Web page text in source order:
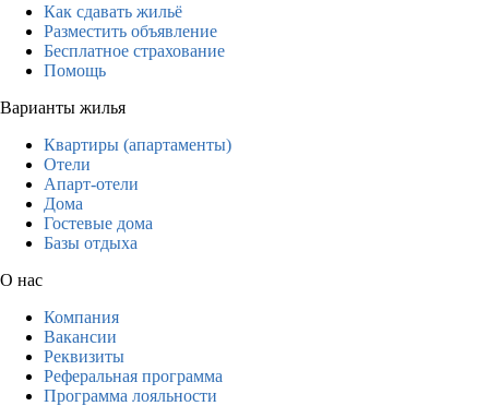
Как сдавать жильё
Разместить объявление
Бесплатное страхование
Помощь
Варианты жилья
Квартиры (апартаменты)
Отели
Апарт-отели
Дома
Гостевые дома
Базы отдыха
О нас
Компания
Вакансии
Реквизиты
Реферальная программа
Программа лояльности